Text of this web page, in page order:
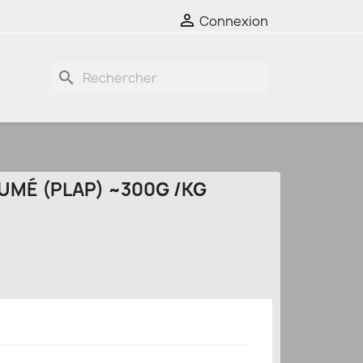
 Connexion
search
(PLAP) ~300G /KG